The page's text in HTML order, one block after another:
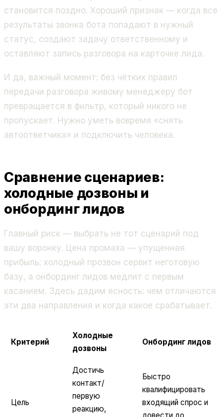
становится поздно. Хороший признак — когда все
результаты звонка бота попадают в нужный
статус, создают задачу ответственному и
оставляют запись разговора на карточке лида.
И да, важный момент: без чётких правил
передачи разговора живому менеджеру бот
превращается в фильтр, который никого не
пропускает. Нужно уметь вовремя «снять
автоответчика» и подключить человека.
Сравнение сценариев:
холодные дозвоны и
онбординг лидов
Главный риск — выбрать не тот сценарий под
вашу воронку. Цена промаха — упущенная
прибыль: холодный прозвон сервит неготовую
базу, а онбординг лидов медлит с первым
касанием. Здесь дадим ясность: чем отличаются
эти два направления и когда какое срабатывает.
Критерий
Холодные
дозвоны
Онбординг лидов
Цель
Достичь
контакт/
первую
реакцию,
Быстро
квалифицировать
входящий спрос и